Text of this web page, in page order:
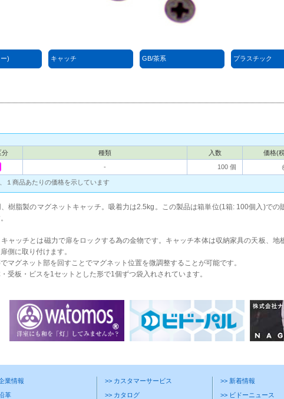
) キャッチ GB/茶系 プラスチック
分 種類 入数 価格(
‐
100 個
１商品あたりの価格を示しています
樹脂製のマグネットキャッチ。吸着力は2.5kg。この製品は箱単位(1箱: 100個入)での
キャッチとは磁力で扉をロックする為の金物です。キャッチ本体は収納家具の天板、地
側に取り付けます。
でマグネット部を回すことでマグネット位置を微調整することが可能です。
・受板・ビスを1セットとした形で1個ずつ袋入れされています。
業情報
革
>> カスタマーサービス
>> カタログ
>> 新着情報
>> ビドーニュース